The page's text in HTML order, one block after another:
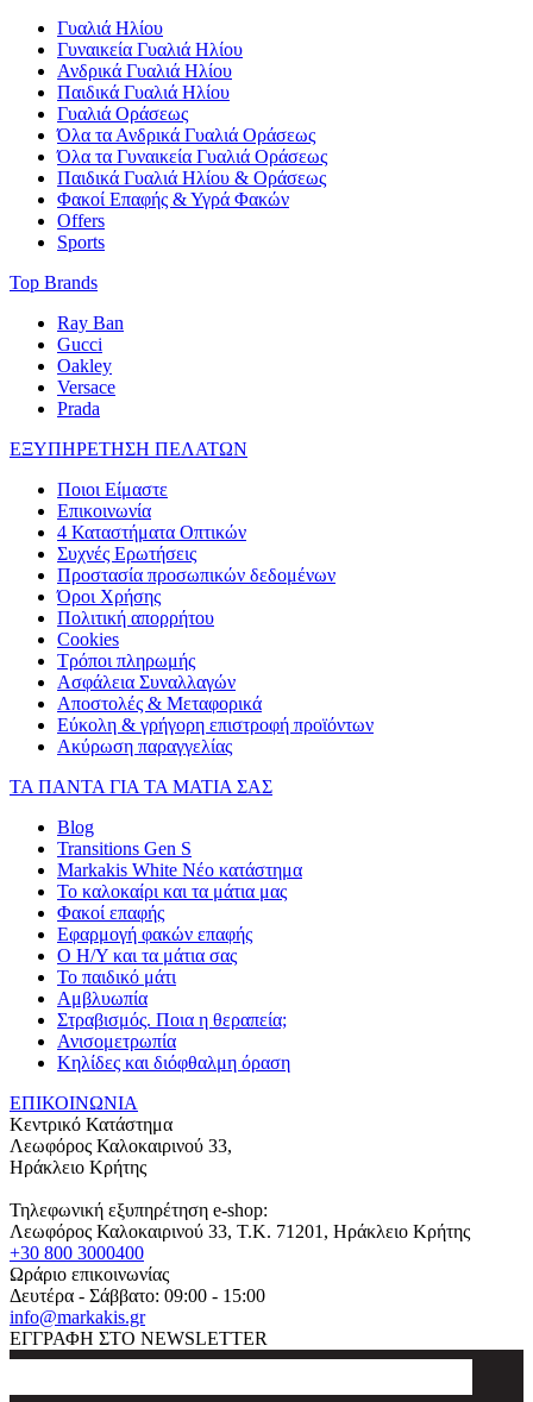
Γυαλιά Ηλίου
Γυναικεία Γυαλιά Ηλίου
Ανδρικά Γυαλιά Ηλίου
Παιδικά Γυαλιά Ηλίου
Γυαλιά Οράσεως
Όλα τα Ανδρικά Γυαλιά Οράσεως
Όλα τα Γυναικεία Γυαλιά Οράσεως
Παιδικά Γυαλιά Ηλίου & Οράσεως
Φακοί Επαφής & Υγρά Φακών
Offers
Sports
Top Brands
Ray Ban
Gucci
Oakley
Versace
Prada
ΕΞΥΠΗΡΕΤΗΣΗ ΠΕΛΑΤΩΝ
Ποιοι Είμαστε
Επικοινωνία
4 Καταστήματα Οπτικών
Συχνές Ερωτήσεις
Προστασία προσωπικών δεδομένων
Όροι Χρήσης
Πολιτική απορρήτου
Cookies
Τρόποι πληρωμής
Ασφάλεια Συναλλαγών
Αποστολές & Μεταφορικά
Εύκολη & γρήγορη επιστροφή προϊόντων
Ακύρωση παραγγελίας
ΤΑ ΠΑΝΤΑ ΓΙΑ ΤΑ ΜΑΤΙΑ ΣΑΣ
Blog
Transitions Gen S
Markakis White Νέο κατάστημα
Το καλοκαίρι και τα μάτια μας
Φακοί επαφής
Εφαρμογή φακών επαφής
Ο Η/Υ και τα μάτια σας
Το παιδικό μάτι
Αμβλυωπία
Στραβισμός. Ποια η θεραπεία;
Ανισομετρωπία
Κηλίδες και διόφθαλμη όραση
ΕΠΙΚΟΙΝΩΝΙΑ
Κεντρικό Κατάστημα
Λεωφόρος Καλοκαιρινού 33,
Ηράκλειο Κρήτης
Τηλεφωνική εξυπηρέτηση e-shop:
Λεωφόρος Καλοκαιρινού 33, T.K. 71201, Ηράκλειο Κρήτης
+30 800 3000400
Ωράριο επικοινωνίας
Δευτέρα - Σάββατο: 09:00 - 15:00
info@markakis.gr
ΕΓΓΡΑΦΗ ΣΤΟ NEWSLETTER